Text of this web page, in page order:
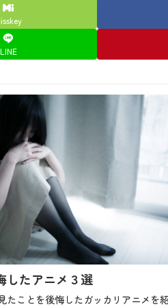
LINE
したアニメ３選
たことを後悔したガッカリアニメを